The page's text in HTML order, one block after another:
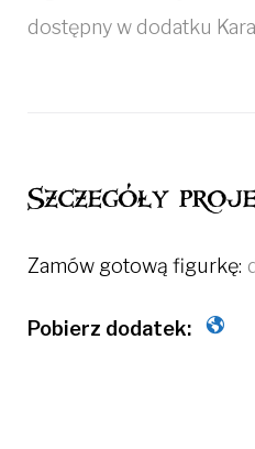
dostępny w dodatku
Szczegóły
Zamów gotową figurkę: